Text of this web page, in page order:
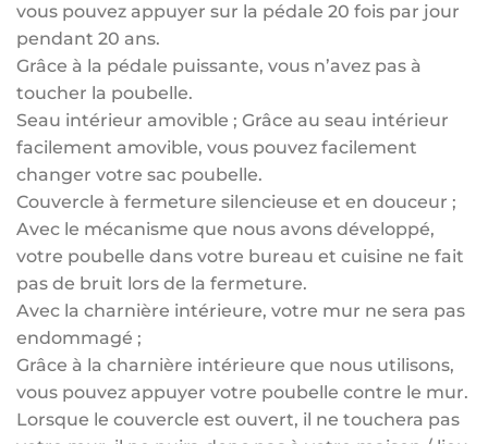
vous pouvez appuyer sur la pédale 20 fois par jour
pendant 20 ans.
Grâce à la pédale puissante, vous n’avez pas à
toucher la poubelle.
Seau intérieur amovible ; Grâce au seau intérieur
facilement amovible, vous pouvez facilement
changer votre sac poubelle.
Couvercle à fermeture silencieuse et en douceur ;
Avec le mécanisme que nous avons développé,
votre poubelle dans votre bureau et cuisine ne fait
pas de bruit lors de la fermeture.
Avec la charnière intérieure, votre mur ne sera pas
endommagé ;
Grâce à la charnière intérieure que nous utilisons,
vous pouvez appuyer votre poubelle contre le mur.
Lorsque le couvercle est ouvert, il ne touchera pas